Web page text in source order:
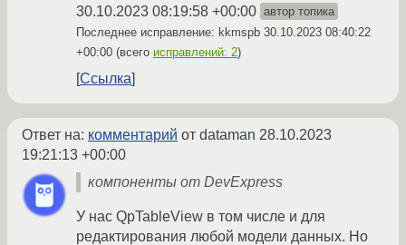
30.10.2023 08:19:58 +00:00 автор топика
Последнее исправление: kkmspb 30.10.2023 08:40:22
+00:00 (всего исправлений: 2)
Ссылка
Ответ на: комментарий от dataman 28.10.2023
19:21:13 +00:00
компоненты от DevExpress
У нас QpTableView в том числе и для
редактирования любой модели данных. Но